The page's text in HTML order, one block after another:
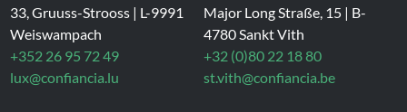
33, Gruuss-Strooss | L-9991
Weiswampach
+352 26 95 72 49
lux@confiancia.lu
Major Long Straße, 15 | B-
4780 Sankt Vith
+32 (0)80 22 18 80
st.vith@confiancia.be